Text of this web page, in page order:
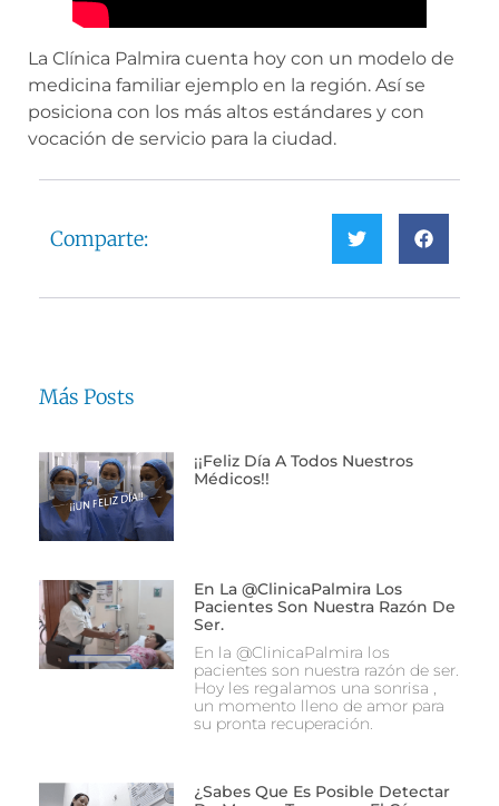
La Clínica Palmira cuenta hoy con un modelo de
medicina familiar ejemplo en la región. Así se
posiciona con los más altos estándares y con
vocación de servicio para la ciudad.
Comparte:
Más Posts
¡¡Feliz Día A Todos Nuestros
Médicos!!
En La @ClinicaPalmira Los
Pacientes Son Nuestra Razón De
Ser.
En la @ClinicaPalmira los
pacientes son nuestra razón de ser.
Hoy les regalamos una sonrisa ,
un momento lleno de amor para
su pronta recuperación.
¿Sabes Que Es Posible Detectar